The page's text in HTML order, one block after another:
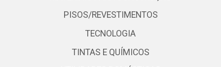
PISOS/REVESTIMENTOS
TECNOLOGIA
TINTAS E QUÍMICOS